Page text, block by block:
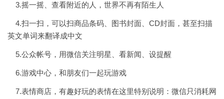
3.摇一摇、查看附近的人，世界不再有陌生人
4.扫一扫，可以扫商品条码、图书封面、CD封面，甚至扫描
英文单词来翻译成中文
5.公众帐号，用微信关注明星、看新闻、设提醒
6.游戏中心，和朋友们一起玩游戏
7.表情商店，有趣好玩的表情在这里特别说明：微信只消耗网